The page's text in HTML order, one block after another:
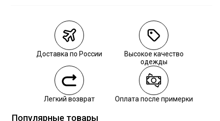
Курьерская доставка СДЭК
Самовывоз из пункта выдачи СДЭК
Самовывоз из наших магазинов
Курьерская доставка СДЭК
Самовывоз из пункта выдачи СДЭК
Доставка по России
Высокое качество
одежды
Легкий возврат Оплата после примерки
Популярные товары